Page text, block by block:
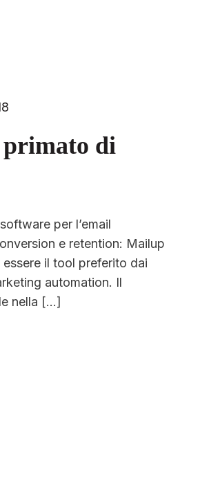
di
per l’email
e retention: Mailup
il tool preferito dai
automation. Il
nella […]